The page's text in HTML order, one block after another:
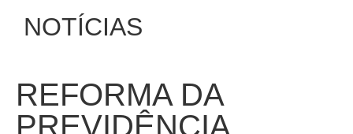
NOTÍCIAS
REFORMA DA
PREVIDÊNCIA